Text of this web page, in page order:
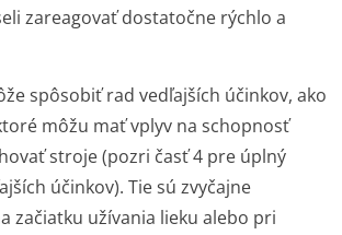
zareagovať dostatočne rýchlo a
spôsobiť rad vedľajších účinkov, ako
môžu mať vplyv na schopnosť
stroje (pozri časť 4 pre úplný
účinkov). Tie sú zvyčajne
začiatku užívania lieku alebo pri